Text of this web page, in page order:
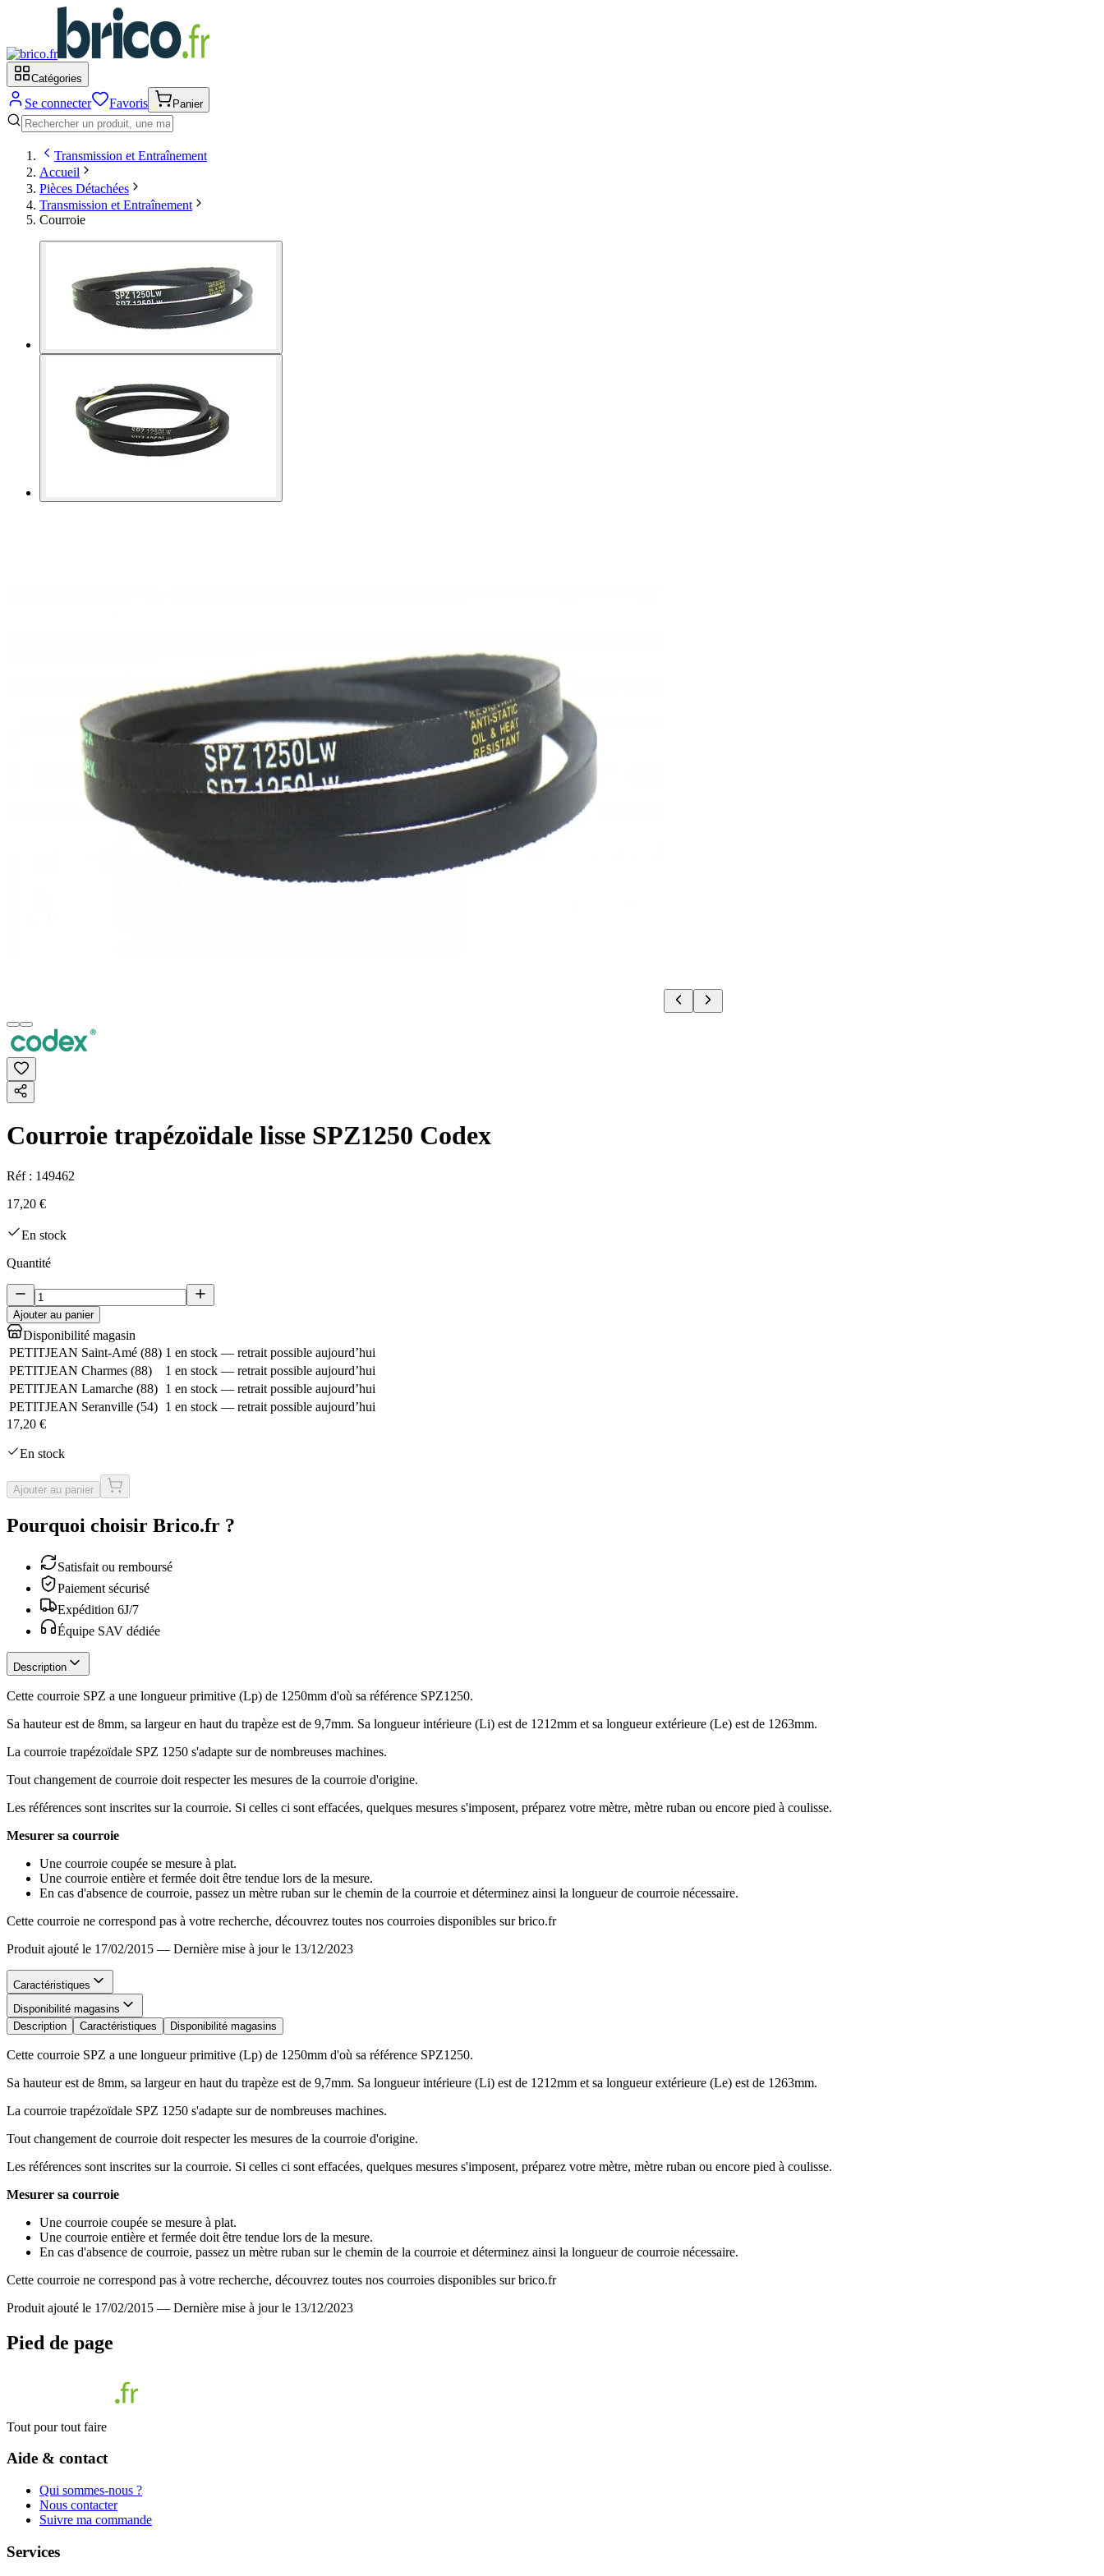
Catégories
Se connecter Favoris Panier
Transmission et Entraînement
Accueil
Pièces Détachées
Transmission et Entraînement
Courroie
Courroie trapézoïdale lisse SPZ1250 Codex
Réf : 149462
17,20 €
En stock
Quantité
Ajouter au panier
Disponibilité magasin
PETITJEAN Saint-Amé (88) 1 en stock — retrait possible aujourd’hui
PETITJEAN Charmes (88)
1 en stock — retrait possible aujourd’hui
PETITJEAN Lamarche (88) 1 en stock — retrait possible aujourd’hui
PETITJEAN Seranville (54) 1 en stock — retrait possible aujourd’hui
17,20 €
En stock
Ajouter au panier
Pourquoi choisir Brico.fr ?
Satisfait ou remboursé
Paiement sécurisé
Expédition 6J/7
Équipe SAV dédiée
Description
Cette courroie SPZ a une longueur primitive (Lp) de 1250mm d'où sa référence SPZ1250.
Sa hauteur est de 8mm, sa largeur en haut du trapèze est de 9,7mm. Sa longueur intérieure (Li) est de 1212mm et sa longueur extérieure (Le) est de 1263mm.
La courroie trapézoïdale SPZ 1250 s'adapte sur de nombreuses machines.
Tout changement de courroie doit respecter les mesures de la courroie d'origine.
Les références sont inscrites sur la courroie. Si celles ci sont effacées, quelques mesures s'imposent, préparez votre mètre, mètre ruban ou encore pied à coulisse.
Mesurer sa courroie
Une courroie coupée se mesure à plat.
Une courroie entière et fermée doit être tendue lors de la mesure.
En cas d'absence de courroie, passez un mètre ruban sur le chemin de la courroie et déterminez ainsi la longueur de courroie nécessaire.
Cette courroie ne correspond pas à votre recherche, découvrez toutes nos courroies disponibles sur brico.fr
Produit ajouté le 17/02/2015 — Dernière mise à jour le 13/12/2023
Caractéristiques
Disponibilité magasins
Description
Caractéristiques Disponibilité magasins
Cette courroie SPZ a une longueur primitive (Lp) de 1250mm d'où sa référence SPZ1250.
Sa hauteur est de 8mm, sa largeur en haut du trapèze est de 9,7mm. Sa longueur intérieure (Li) est de 1212mm et sa longueur extérieure (Le) est de 1263mm.
La courroie trapézoïdale SPZ 1250 s'adapte sur de nombreuses machines.
Tout changement de courroie doit respecter les mesures de la courroie d'origine.
Les références sont inscrites sur la courroie. Si celles ci sont effacées, quelques mesures s'imposent, préparez votre mètre, mètre ruban ou encore pied à coulisse.
Mesurer sa courroie
Une courroie coupée se mesure à plat.
Une courroie entière et fermée doit être tendue lors de la mesure.
En cas d'absence de courroie, passez un mètre ruban sur le chemin de la courroie et déterminez ainsi la longueur de courroie nécessaire.
Cette courroie ne correspond pas à votre recherche, découvrez toutes nos courroies disponibles sur brico.fr
Produit ajouté le 17/02/2015 — Dernière mise à jour le 13/12/2023
Pied de page
Tout pour tout faire
Aide & contact
Qui sommes-nous ?
Nous contacter
Suivre ma commande
Services